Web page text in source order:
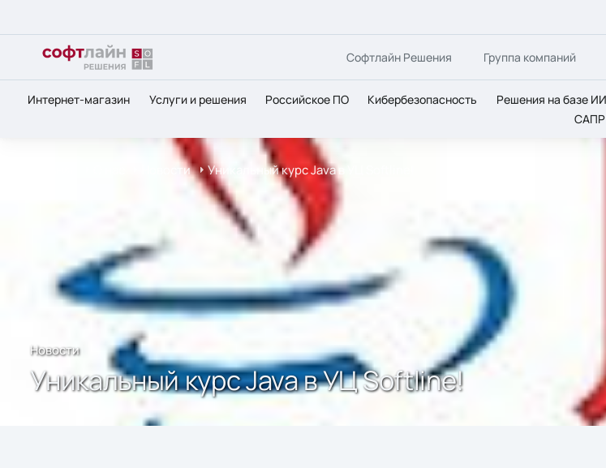
Софтлайн Решения Группа компаний
Интернет-магазин Услуги и решения Российское ПО Кибербезопасность Решения на базе ИИ
САПР
Новости Уникальный курс Java в УЦ Softline!
Новости
Уникальный курс Java в УЦ Softline!